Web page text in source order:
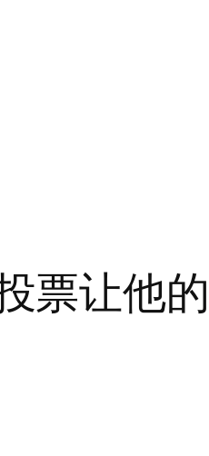
票让他